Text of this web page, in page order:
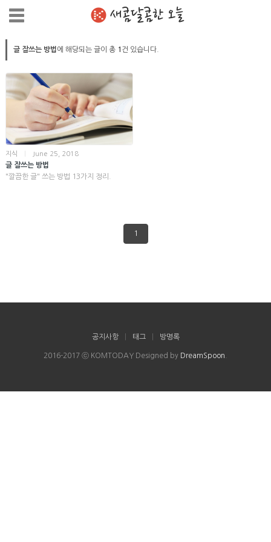
새콤달콤한 오늘
글 잘쓰는 방법에 해당되는 글이 총 1 건 있습니다.
지식 June 25, 2018
글 잘쓰는 방법
"깔끔한 글" 쓰는 방법 13가지 정리.
1
공지사항 태그 방명록
2016-2017 ⓒ KOMTODAY Designed by DreamSpoon